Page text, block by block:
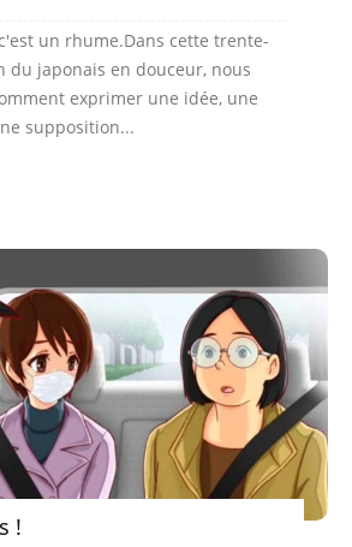
un rhume.Dans cette trente-
du japonais en douceur, nous
exprimer une idée, une
supposition...
!